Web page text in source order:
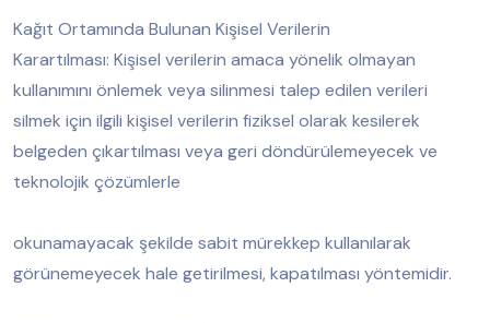
Kağıt Ortamında Bulunan Kişisel Verilerin
Karartılması: Kişisel verilerin amaca yönelik olmayan
kullanımını önlemek veya silinmesi talep edilen verileri
silmek için ilgili kişisel verilerin fiziksel olarak kesilerek
belgeden çıkartılması veya geri döndürülemeyecek ve
teknolojik çözümlerle
okunamayacak şekilde sabit mürekkep kullanılarak
görünemeyecek hale getirilmesi, kapatılması yöntemidir.